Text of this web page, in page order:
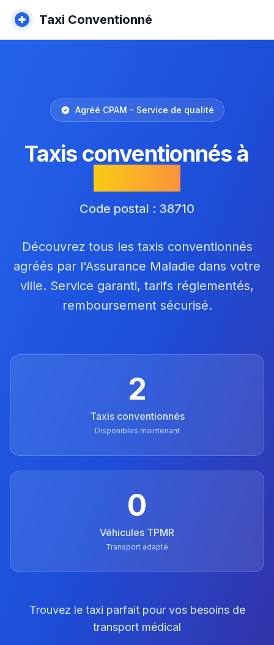
Taxi Conventionné
Agréé CPAM - Service de qualité
Taxis conventionnés à
Code postal : 38710
Découvrez tous les taxis conventionnés
agréés par l'Assurance Maladie dans votre
ville. Service garanti, tarifs réglementés,
remboursement sécurisé.
2
Taxis conventionnés
Disponibles maintenant
0
Véhicules TPMR
Transport adapté
Trouvez le taxi parfait pour vos besoins de
transport médical